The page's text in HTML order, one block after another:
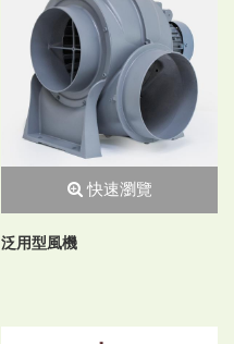
快速瀏覽
泛用型風機